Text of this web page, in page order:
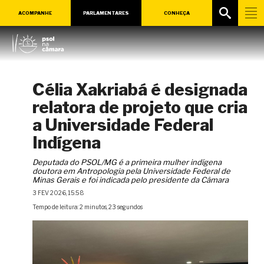
ACOMPANHE PARLAMENTARES CONHEÇA
Célia Xakriabá é designada
relatora de projeto que cria
a Universidade Federal
Indígena
Deputada do PSOL/MG é a primeira mulher indígena
doutora em Antropologia pela Universidade Federal de
Minas Gerais e foi indicada pelo presidente da Câmara
3 FEV 2026, 15:58
Tempo de leitura: 2 minutos, 23 segundos